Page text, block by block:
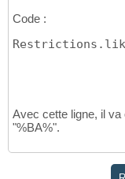
Code :
Avec cette ligne, il
"%BA%".